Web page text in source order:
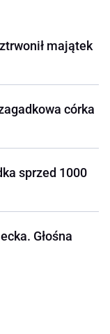
majątek
córka
sprzed 1000
Głośna